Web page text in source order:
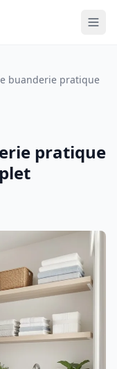
buanderie pratique
pratique